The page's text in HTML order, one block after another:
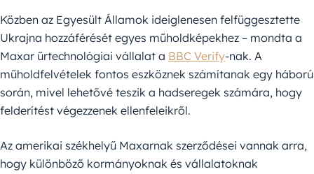
Közben az Egyesült Államok ideiglenesen felfüggesztette
Ukrajna hozzáférését egyes műholdképekhez – mondta a
Maxar űrtechnológiai vállalat a BBC Verify-nak. A
műholdfelvételek fontos eszköznek számítanak egy háború
során, mivel lehetővé teszik a hadseregek számára, hogy
felderítést végezzenek ellenfeleikről.
Az amerikai székhelyű Maxarnak szerződései vannak arra,
hogy különböző kormányoknak és vállalatoknak